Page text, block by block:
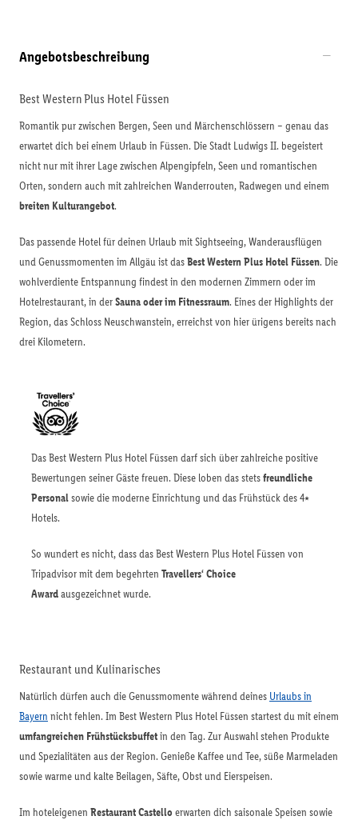
Angebotsbeschreibung
Best Western Plus Hotel Füssen
Romantik pur zwischen Bergen, Seen und Märchenschlössern – genau das
erwartet dich bei einem Urlaub in Füssen. Die Stadt Ludwigs II. begeistert
nicht nur mit ihrer Lage zwischen Alpengipfeln, Seen und romantischen
Orten, sondern auch mit zahlreichen Wanderrouten, Radwegen und einem
breiten Kulturangebot.
Das passende Hotel für deinen Urlaub mit Sightseeing, Wanderausflügen
und Genussmomenten im Allgäu ist dasBest Western Plus Hotel Füssen. Die
wohlverdiente Entspannung findest in den modernen Zimmern oder im
Hotelrestaurant, in derSauna oder im Fitnessraum. Eines der Highlights der
Region, das Schloss Neuschwanstein, erreichst von hier ürigens bereits nach
drei Kilometern.
Das Best Western Plus Hotel Füssen darf sich über zahlreiche positive
Bewertungen seiner Gäste freuen. Diese loben das stetsfreundliche
Personalsowie die moderne Einrichtung und das Frühstück des 4⭑
Hotels.
So wundert es nicht, dass das Best Western Plus Hotel Füssen von
Tripadvisor mit dem begehrten Travellers‘ Choice
Awardausgezeichnet wurde.
Restaurant und Kulinarisches
Natürlich dürfen auch die Genussmomente während deines Urlaubs in
Bayern nicht fehlen. Im Best Western Plus Hotel Füssen startest du mit einem
umfangreichen Frühstücksbuffetin den Tag. Zur Auswahl stehen Produkte
und Spezialitäten aus der Region. Genieße Kaffee und Tee, süße Marmeladen
sowie warme und kalte Beilagen, Säfte, Obst und Eierspeisen.
Im hoteleigenen Restaurant Castello erwarten dich saisonale Speisen sowie